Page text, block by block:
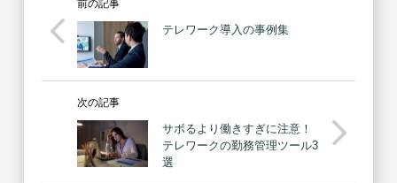
前の記事
テレワーク導入の事例集
次の記事
サボるより働きすぎに注意！
テレワークの勤務管理ツール3
選